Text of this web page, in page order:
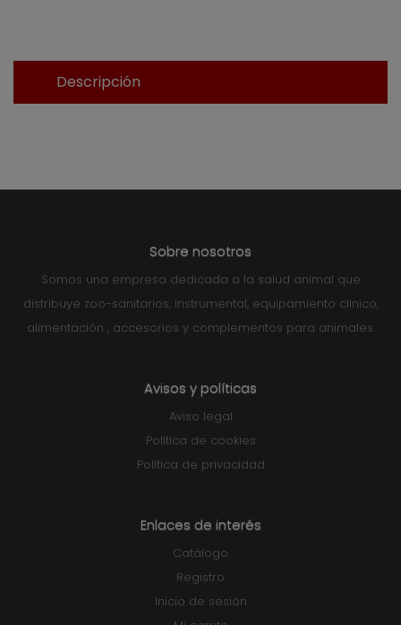
Descripción
Sobre nosotros
Somos una empresa dedicada a la salud animal que
distribuye zoo-sanitarios, instrumental, equipamiento clinico,
alimentación , accesorios y complementos para animales.
Avisos y políticas
Aviso legal
Política de cookies
Política de privacidad
Enlaces de interés
Catálogo
Registro
Inicio de sesión